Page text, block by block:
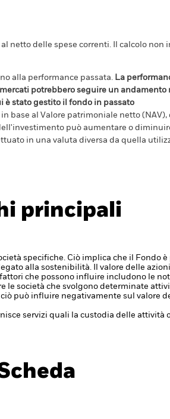
netto delle spese correnti. Il calcolo non
alla performance passata. La
potrebbero seguire un andamento
è stato gestito il fondo in passato
base al Valore patrimoniale netto
può aumentare o
in una valuta diversa da quella
principali
specifiche. Ciò implica che il Fondo
alla sostenibilità.
Il valore delle
che possono influire includono le
le società che svolgono determinate
può influire negativamente sul valore
servizi quali la custodia delle attività